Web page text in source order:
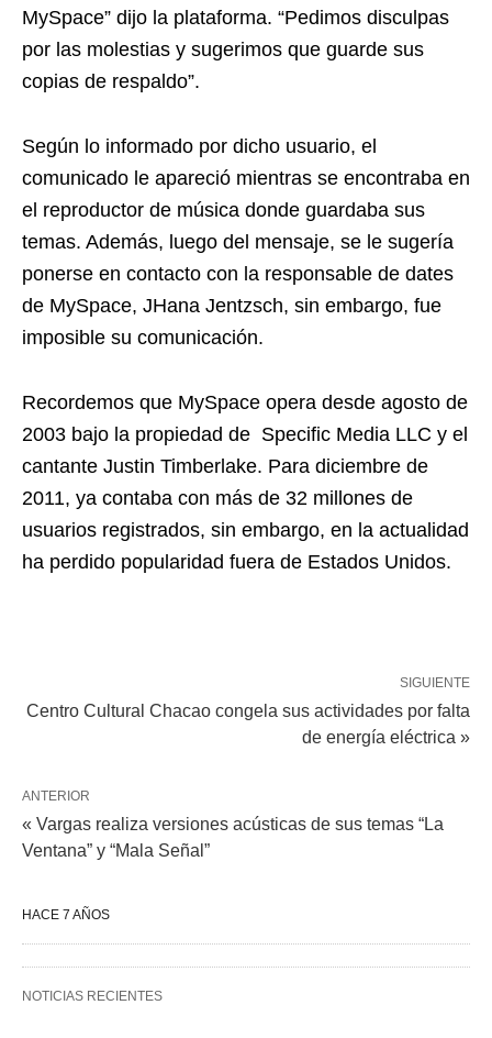
MySpace” dijo la plataforma. “Pedimos disculpas
por las molestias y sugerimos que guarde sus
copias de respaldo”.
Según lo informado por dicho usuario, el
comunicado le apareció mientras se encontraba en
el reproductor de música donde guardaba sus
temas. Además, luego del mensaje, se le sugería
ponerse en contacto con la responsable de dates
de MySpace, JHana Jentzsch, sin embargo, fue
imposible su comunicación.
Recordemos que MySpace opera desde agosto de
2003 bajo la propiedad de Specific Media LLC y el
cantante Justin Timberlake. Para diciembre de
2011, ya contaba con más de 32 millones de
usuarios registrados, sin embargo, en la actualidad
ha perdido popularidad fuera de Estados Unidos.
SIGUIENTE
Centro Cultural Chacao congela sus actividades por falta
de energía eléctrica »
ANTERIOR
« Vargas realiza versiones acústicas de sus temas “La
Ventana” y “Mala Señal”
HACE 7 AÑOS
NOTICIAS RECIENTES